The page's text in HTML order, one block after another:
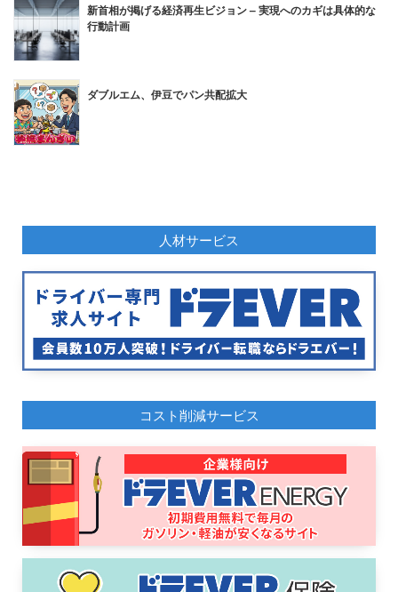
新首相が掲げる経済再生ビジョン – 実現へのカギは具体的な
行動計画
ダブルエム、伊豆でパン共配拡大
人材サービス
コスト削減サービス